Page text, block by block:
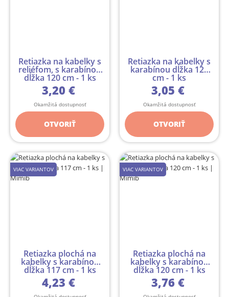
Retiazka na kabelky s
reliéfom, s karabínou
dĺžka 120 cm - 1 ks
3,20 €
Okamžitá dostupnosť
OTVORIŤ
Retiazka na kabelky s
karabínou dĺžka 120
cm - 1 ks
3,05 €
Okamžitá dostupnosť
OTVORIŤ
VIAC VARIANTOV
Retiazka plochá na
kabelky s karabínou
dĺžka 117 cm - 1 ks
4,23 €
VIAC VARIANTOV
Retiazka plochá na
kabelky s karabínou
dĺžka 120 cm - 1 ks
3,76 €